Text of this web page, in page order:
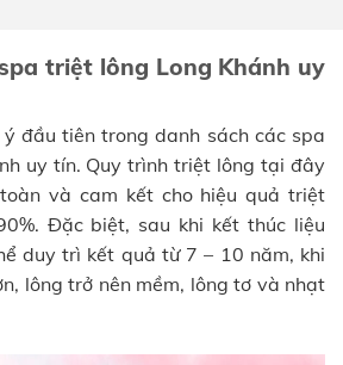
triệt lông Long Khánh uy
đầu tiên trong danh sách các spa
uy tín. Quy trình triệt lông tại đây
và cam kết cho hiệu quả triệt
Đặc biệt, sau khi kết thúc liệu
duy trì kết quả từ 7 – 10 năm, khi
lông trở nên mềm, lông tơ và nhạt